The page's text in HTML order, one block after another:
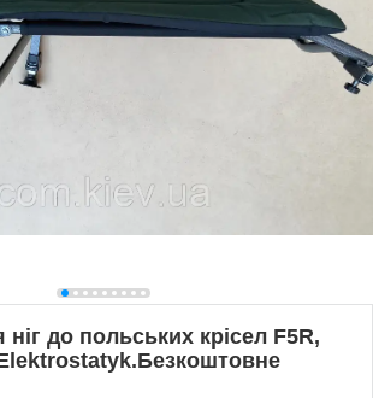
ніг до польських крісел F5R,